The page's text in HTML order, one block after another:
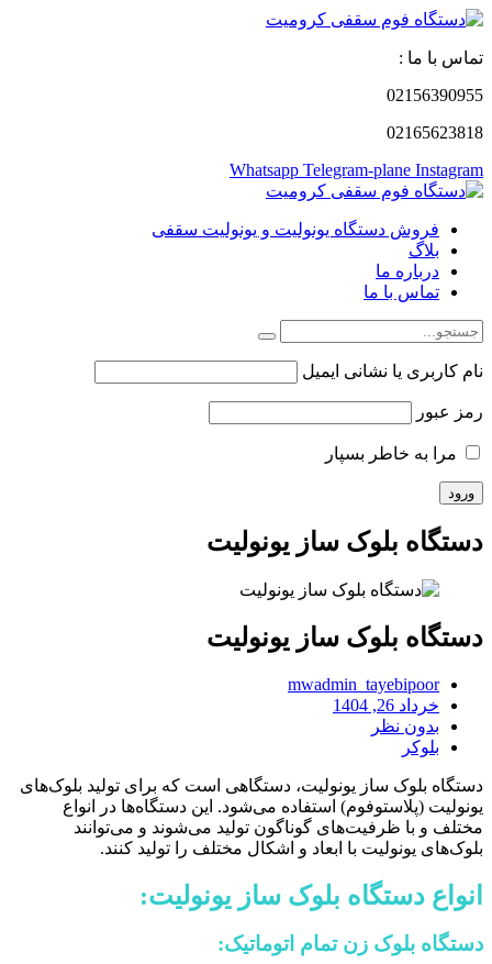
تماس با ما :
02156390955
02165623818
Whatsapp Telegram-plane Instagram
فروش دستگاه یونولیت و یونولیت سقفی
بلاگ
درباره ما
تماس با ما
نام کاربری یا نشانی ایمیل
رمز عبور
مرا به خاطر بسپار
دستگاه بلوک ساز یونولیت
دستگاه بلوک ساز یونولیت
mwadmin_tayebipoor
خرداد 26, 1404
بدون نظر
بلوکر
دستگاه بلوک ساز یونولیت، دستگاهی است که برای تولید بلوک‌های
یونولیت (پلاستوفوم) استفاده می‌شود. این دستگاه‌ها در انواع
مختلف و با ظرفیت‌های گوناگون تولید می‌شوند و می‌توانند
بلوک‌های یونولیت با ابعاد و اشکال مختلف را تولید کنند.
انواع دستگاه بلوک ساز یونولیت:
دستگاه بلوک زن تمام اتوماتیک: